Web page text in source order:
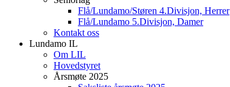
Flå/Lundamo/Støren 4.Divisjon, Herrer
Flå/Lundamo 5.Divisjon, Damer
Kontakt oss
Lundamo IL
Om LIL
Hovedstyret
Årsmøte 2025